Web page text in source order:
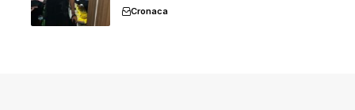
Cronaca